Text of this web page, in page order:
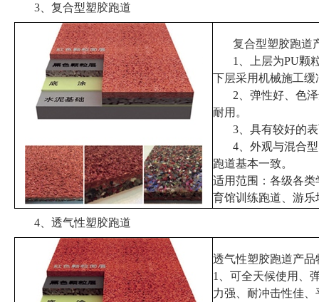
3、 复合型塑胶跑道
复合型塑胶跑道
1、
上层为PU颗
下层采用机械施工缓
2、弹性好、色
耐用。
3、具有较好的
4、外观与混合
跑道基本一致。
适用范围：各级各
育馆训练跑道、游乐
4、 透气性塑胶跑道
透气性塑胶跑道产品
1
、可全天候使用、
力强、耐冲击性佳